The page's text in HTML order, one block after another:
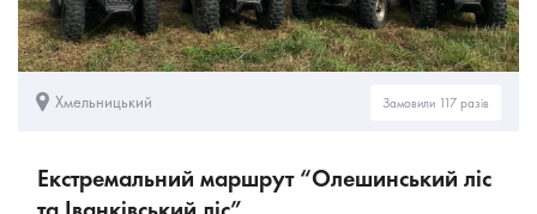
Хмельницький Замовили 117 разів
Екстремальний маршрут “Олешинський ліс